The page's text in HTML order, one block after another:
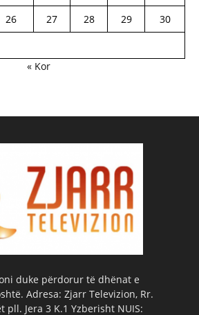
26 27 28 29
30
« Kor
duke përdorur të dhënat e
Adresa: Zjarr Televizion, Rr.
pll. Jera 3 K.1 Yzberisht NUIS: